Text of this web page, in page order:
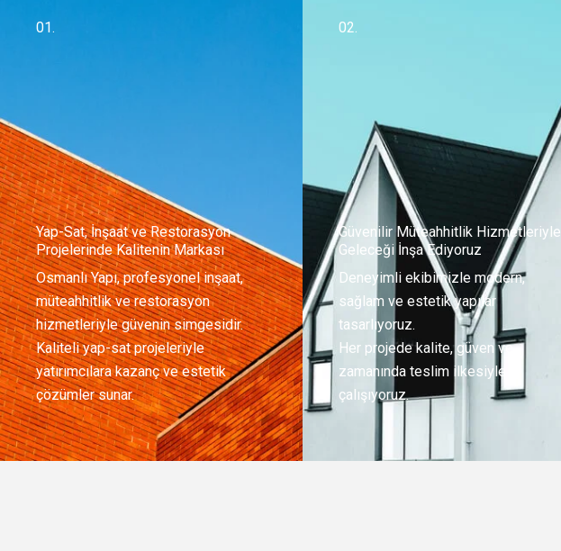
01.
Yap-Sat, İnşaat ve Restorasyon
Projelerinde Kalitenin Markası
Osmanlı Yapı, profesyonel inşaat,
müteahhitlik ve restorasyon
hizmetleriyle güvenin simgesidir.
Kaliteli yap-sat projeleriyle
yatırımcılara kazanç ve estetik
çözümler sunar.
02.
Güvenilir Müteahhitlik Hizmetleriyle
Geleceği İnşa Ediyoruz
Deneyimli ekibimizle modern,
sağlam ve estetik yapılar
tasarlıyoruz.
Her projede kalite, güven ve
zamanında teslim ilkesiyle
çalışıyoruz.